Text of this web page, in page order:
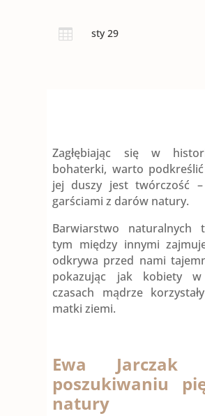
 sty 29
Zagłębiając się w
bohaterki, warto
jej duszy jest twórczość –
garściami z darów natury.
Barwiarstwo naturalnych
tym między innymi
odkrywa przed nami
pokazując jak kobiety w
czasach mądrze
matki ziemi.
Ewa
poszukiwaniu
natury